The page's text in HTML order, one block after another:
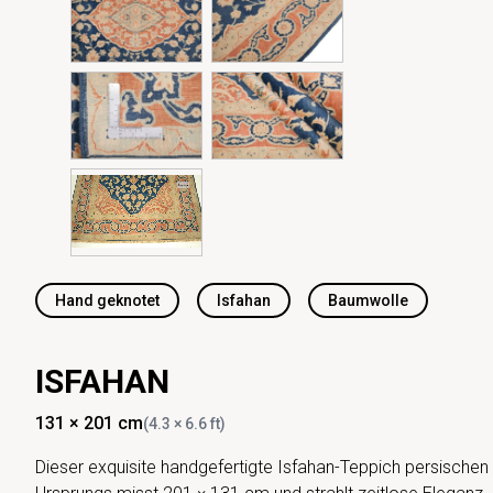
Hand geknotet Isfahan Baumwolle
ISFAHAN
131 × 201 cm(4.3 × 6.6 ft)
Dieser exquisite handgefertigte Isfahan-Teppich persischen